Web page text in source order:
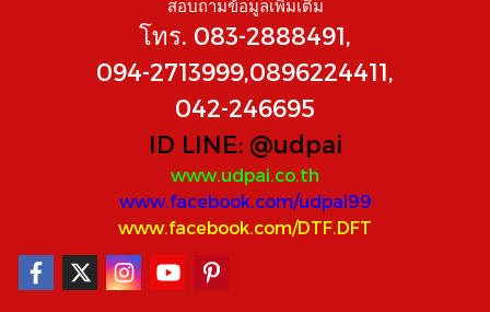
สอบถามข้อมูลเพิ่มเติม
โทร. 083-2888491,
094-2713999,0896224411,
042-246695
ID LINE: @udpai
www.udpai.co.th
www.facebook.com/udpai99
www.facebook.com/DTF.DFT